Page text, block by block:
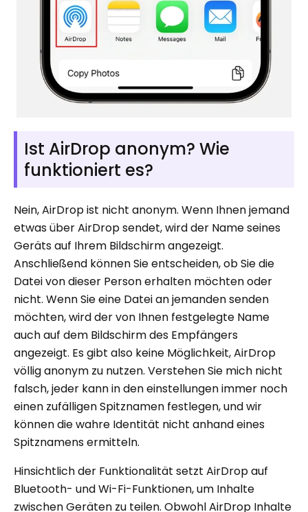
Ist AirDrop anonym? Wie
funktioniert es?
Nein, AirDrop ist nicht anonym. Wenn Ihnen jemand
etwas über AirDrop sendet, wird der Name seines
Geräts auf Ihrem Bildschirm angezeigt.
Anschließend können Sie entscheiden, ob Sie die
Datei von dieser Person erhalten möchten oder
nicht. Wenn Sie eine Datei an jemanden senden
möchten, wird der von Ihnen festgelegte Name
auch auf dem Bildschirm des Empfängers
angezeigt. Es gibt also keine Möglichkeit, AirDrop
völlig anonym zu nutzen. Verstehen Sie mich nicht
falsch, jeder kann in den einstellungen immer noch
einen zufälligen Spitznamen festlegen, und wir
können die wahre Identität nicht anhand eines
Spitznamens ermitteln.
Hinsichtlich der Funktionalität setzt AirDrop auf
Bluetooth- und Wi-Fi-Funktionen, um Inhalte
zwischen Geräten zu teilen. Obwohl AirDrop Inhalte